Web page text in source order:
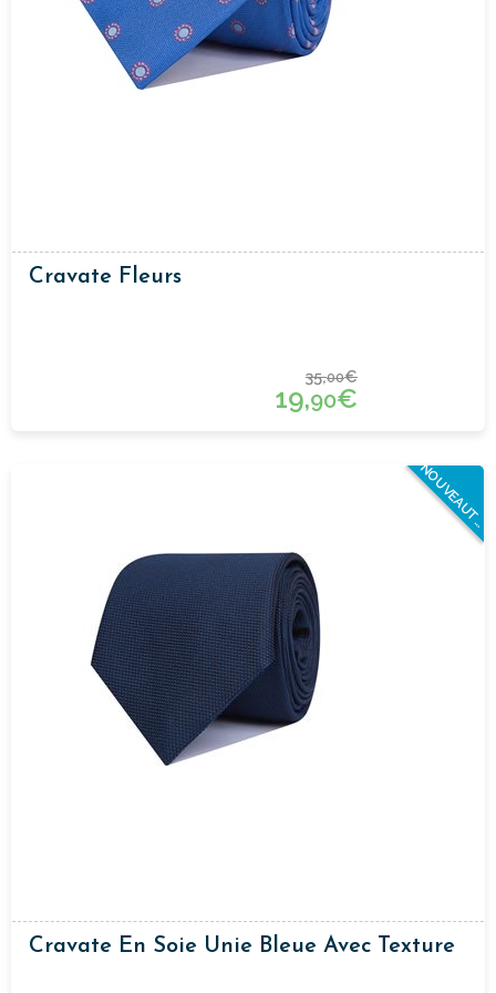
Cravate Fleurs
35,00€
19,90€
N
O
U
V
E
A
U
T
E
S
Cravate En Soie Unie Bleue Avec Texture